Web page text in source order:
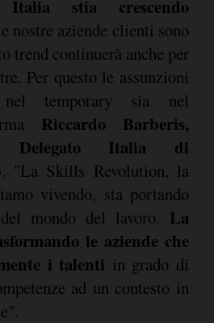
stia crescendo
nostre aziende clienti sono
trend continuerà anche per
Per questo le assunzioni
nel temporary sia nel
Riccardo Barberis,
Delegato Italia di
. "La Skills Revolution, la
vivendo, sta portando
mondo del lavoro. La
le aziende che
i talenti in grado di
ad un contesto in